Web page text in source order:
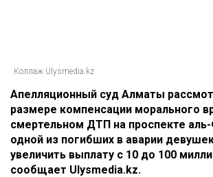
Коллаж Ulysmedia.kz
Апелляционный суд Алматы
размере компенсации морального
смертельном ДТП на проспекте
одной из погибших в аварии
увеличить выплату с 10 до 100
сообщает Ulysmedia.kz.